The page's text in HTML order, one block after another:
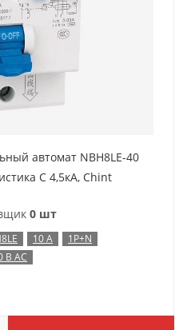
автомат NBH8LE-40
C 4,5кА, Chint
0 шт
10 А
1P+N
В AC